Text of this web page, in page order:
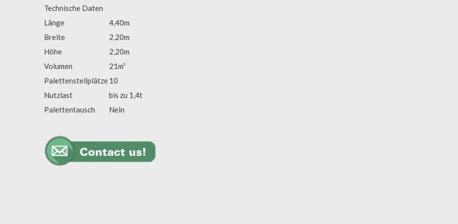
Technische Daten
Länge
4,40m
Breite
2,20m
Höhe
2,20m
Volumen
21m³
Palettenstellplätze10
Nutzlast
bis zu 1,4t
Palettentausch
Nein